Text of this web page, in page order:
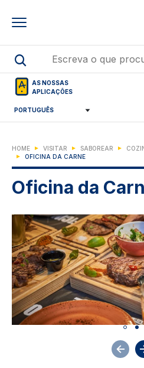
AS NOSSAS
APLICAÇÕES
HOME VISITAR SABOREAR
OFICINA DA CARNE
Oficina da